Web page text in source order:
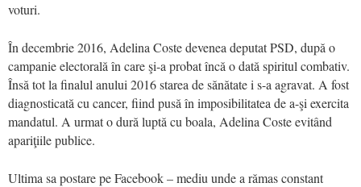
voturi.
În decembrie 2016, Adelina Coste devenea deputat PSD, după o
campanie electorală în care şi-a probat încă o dată spiritul combativ.
Însă tot la finalul anului 2016 starea de sănătate i s-a agravat. A fost
diagnosticată cu cancer, fiind pusă în imposibilitatea de a-şi exercita
mandatul. A urmat o dură luptă cu boala, Adelina Coste evitând
apariţiile publice.
Ultima sa postare pe Facebook – mediu unde a rămas constant